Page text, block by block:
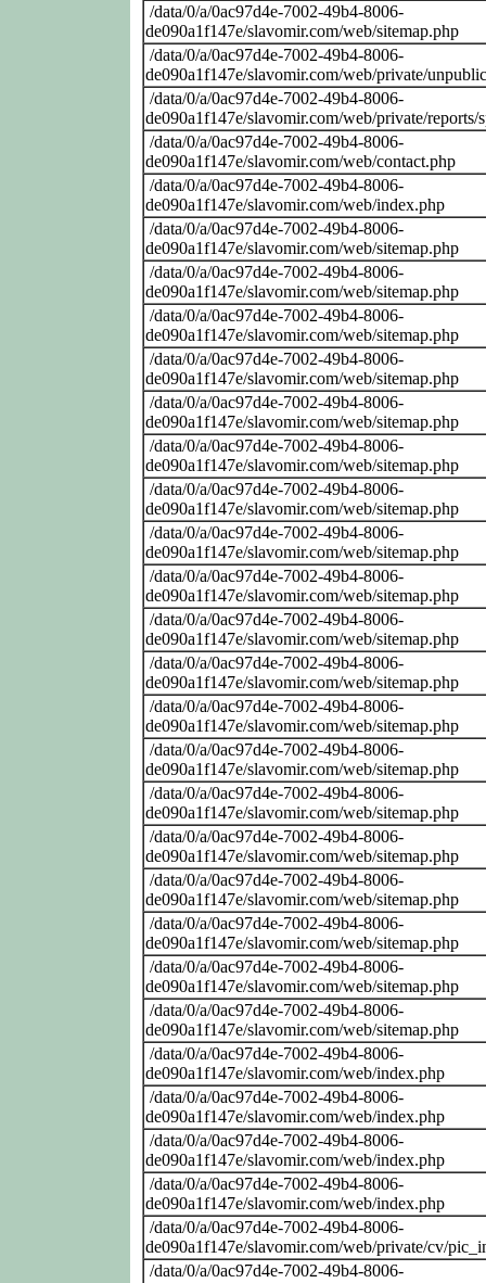
/data/0/a/0ac97d4e-7002-49b4-8006-
de090a1f147e/slavomir.com/web/sitemap.php
/data/0/a/0ac97d4e-7002-49b4-8006-
de090a1f147e/slavomir.com/web/private/
/data/0/a/0ac97d4e-7002-49b4-8006-
de090a1f147e/slavomir.com/web/private/reports/
/data/0/a/0ac97d4e-7002-49b4-8006-
de090a1f147e/slavomir.com/web/contact.php
/data/0/a/0ac97d4e-7002-49b4-8006-
de090a1f147e/slavomir.com/web/index.php
/data/0/a/0ac97d4e-7002-49b4-8006-
de090a1f147e/slavomir.com/web/sitemap.php
/data/0/a/0ac97d4e-7002-49b4-8006-
de090a1f147e/slavomir.com/web/sitemap.php
/data/0/a/0ac97d4e-7002-49b4-8006-
de090a1f147e/slavomir.com/web/sitemap.php
/data/0/a/0ac97d4e-7002-49b4-8006-
de090a1f147e/slavomir.com/web/sitemap.php
/data/0/a/0ac97d4e-7002-49b4-8006-
de090a1f147e/slavomir.com/web/sitemap.php
/data/0/a/0ac97d4e-7002-49b4-8006-
de090a1f147e/slavomir.com/web/sitemap.php
/data/0/a/0ac97d4e-7002-49b4-8006-
de090a1f147e/slavomir.com/web/sitemap.php
/data/0/a/0ac97d4e-7002-49b4-8006-
de090a1f147e/slavomir.com/web/sitemap.php
/data/0/a/0ac97d4e-7002-49b4-8006-
de090a1f147e/slavomir.com/web/sitemap.php
/data/0/a/0ac97d4e-7002-49b4-8006-
de090a1f147e/slavomir.com/web/sitemap.php
/data/0/a/0ac97d4e-7002-49b4-8006-
de090a1f147e/slavomir.com/web/sitemap.php
/data/0/a/0ac97d4e-7002-49b4-8006-
de090a1f147e/slavomir.com/web/sitemap.php
/data/0/a/0ac97d4e-7002-49b4-8006-
de090a1f147e/slavomir.com/web/sitemap.php
/data/0/a/0ac97d4e-7002-49b4-8006-
de090a1f147e/slavomir.com/web/sitemap.php
/data/0/a/0ac97d4e-7002-49b4-8006-
de090a1f147e/slavomir.com/web/sitemap.php
/data/0/a/0ac97d4e-7002-49b4-8006-
de090a1f147e/slavomir.com/web/sitemap.php
/data/0/a/0ac97d4e-7002-49b4-8006-
de090a1f147e/slavomir.com/web/sitemap.php
/data/0/a/0ac97d4e-7002-49b4-8006-
de090a1f147e/slavomir.com/web/sitemap.php
/data/0/a/0ac97d4e-7002-49b4-8006-
de090a1f147e/slavomir.com/web/sitemap.php
/data/0/a/0ac97d4e-7002-49b4-8006-
de090a1f147e/slavomir.com/web/index.php
/data/0/a/0ac97d4e-7002-49b4-8006-
de090a1f147e/slavomir.com/web/index.php
/data/0/a/0ac97d4e-7002-49b4-8006-
de090a1f147e/slavomir.com/web/index.php
/data/0/a/0ac97d4e-7002-49b4-8006-
de090a1f147e/slavomir.com/web/index.php
/data/0/a/0ac97d4e-7002-49b4-8006-
de090a1f147e/slavomir.com/web/private/cv/
/data/0/a/0ac97d4e-7002-49b4-8006-